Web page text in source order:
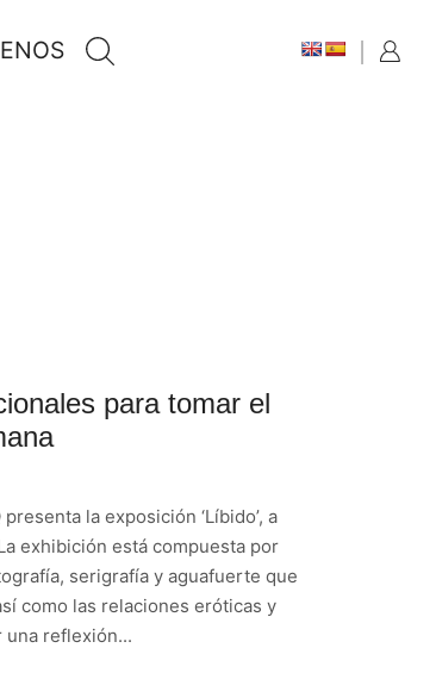
para tomar el
la exposición ‘Líbido’, a
exhibición está compuesta por
serigrafía y aguafuerte que
como las relaciones eróticas y
reflexión...